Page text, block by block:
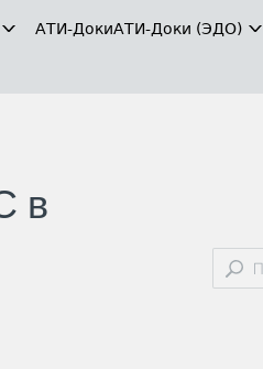
АТИ-ДокиАТИ-Доки (ЭДО)
в